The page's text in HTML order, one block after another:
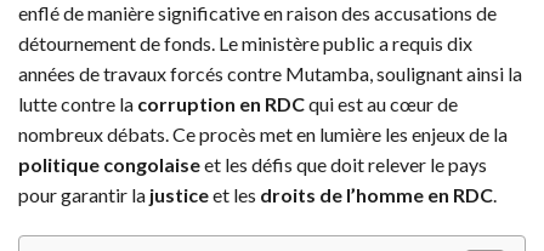
enflé de manière significative en raison des accusations de
détournement de fonds. Le ministère public a requis dix
années de travaux forcés contre Mutamba, soulignant ainsi la
lutte contre la corruption en RDCqui est au cœur de
nombreux débats. Ce procès met en lumière les enjeux de la
politique congolaiseet les défis que doit relever le pays
pour garantir la justiceet les droits de l’homme en RDC.